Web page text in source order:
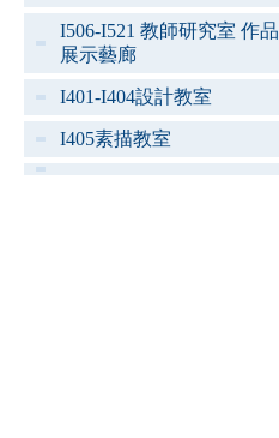
I506-I521 教師研究室 作品
展示藝廊
I401-I404設計教室
I405素描教室